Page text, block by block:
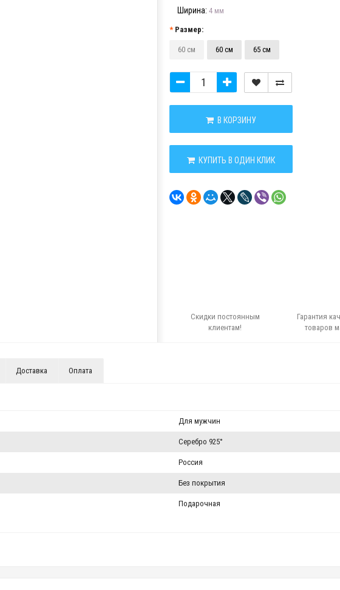
Ширина: 4 мм
Размер:
60 см 60 см 65 см
В КОРЗИНУ
КУПИТЬ В ОДИН КЛИК
Скидки постоянным
клиентам!
Гарантия
товаров
Доставка Оплата
Для мужчин
Серебро 925°
Россия
Без покрытия
Подарочная